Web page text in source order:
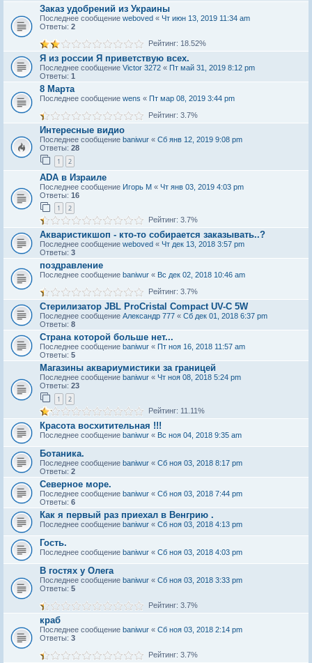
Заказ удобрений из Украины
Последнее сообщение weboved « Чт июн 13, 2019 11:34 am
Ответы: 2
Рейтинг: 18.52%
Я из россии Я приветствую всех.
Последнее сообщение Victor 3272 « Пт май 31, 2019 8:12 pm
Ответы: 1
8 Марта
Последнее сообщение wens « Пт мар 08, 2019 3:44 pm
Рейтинг: 3.7%
Интересные видио
Последнее сообщение baniwur « Сб янв 12, 2019 9:08 pm
Ответы: 28
1 2
ADA в Израиле
Последнее сообщение Игорь М « Чт янв 03, 2019 4:03 pm
Ответы: 16
1 2
Рейтинг: 3.7%
Акваристикшоп - кто-то собирается заказывать..?
Последнее сообщение weboved « Чт дек 13, 2018 3:57 pm
Ответы: 3
поздравление
Последнее сообщение baniwur « Вс дек 02, 2018 10:46 am
Рейтинг: 3.7%
Стерилизатор JBL ProCristal Compact UV-C 5W
Последнее сообщение Александр 777 « Сб дек 01, 2018 6:37 pm
Ответы: 8
Страна которой больше нет...
Последнее сообщение baniwur « Пт ноя 16, 2018 11:57 am
Ответы: 5
Магазины аквариумистики за границей
Последнее сообщение baniwur « Чт ноя 08, 2018 5:24 pm
Ответы: 23
1 2
Рейтинг: 11.11%
Красота восхитительная !!!
Последнее сообщение baniwur « Вс ноя 04, 2018 9:35 am
Ботаника.
Последнее сообщение baniwur « Сб ноя 03, 2018 8:17 pm
Ответы: 2
Северное море.
Последнее сообщение baniwur « Сб ноя 03, 2018 7:44 pm
Ответы: 6
Как я первый раз приехал в Венгрию .
Последнее сообщение baniwur « Сб ноя 03, 2018 4:13 pm
Гость.
Последнее сообщение baniwur « Сб ноя 03, 2018 4:03 pm
В гостях у Олега
Последнее сообщение baniwur « Сб ноя 03, 2018 3:33 pm
Ответы: 5
Рейтинг: 3.7%
краб
Последнее сообщение baniwur « Сб ноя 03, 2018 2:14 pm
Ответы: 3
Рейтинг: 3.7%